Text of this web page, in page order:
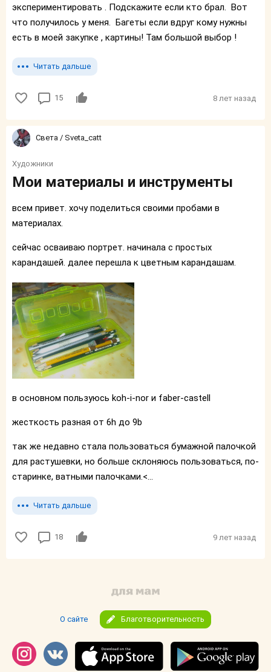
экспериментировать . Подскажите если кто брал. Вот
что получилось у меня. Багеты если вдруг кому нужны
есть в моей закупке , картины! Там большой выбор !
Читать дальше
15 8 лет назад
Света / Sveta_catt
Художники
Мои материалы и инструменты
всем привет. хочу поделиться своими пробами в
материалах.
сейчас осваиваю портрет. начинала с простых
карандашей. далее перешла к цветным карандашам.
в основном пользуюсь koh-i-nor и faber-castell
жесткость разная от 6h до 9b
так же недавно стала пользоваться бумажной палочкой
для растушевки, но больше склоняюсь пользоваться, по-
старинке, ватными палочками.<...
Читать дальше
18 9 лет назад
О сайте Благотворительность